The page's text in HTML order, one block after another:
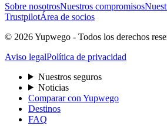
Sobre nosotrosNuestros compromisos
TrustpilotÁrea de socios
© 2026 Yupwego - Todos los derechos
Aviso legalPolítica de privacidad
Nuestros seguros
Noticias
Comparar con Yupwego
Destinos
FAQ